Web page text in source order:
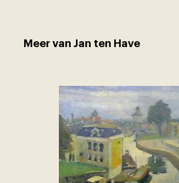
Meer van Jan ten Have